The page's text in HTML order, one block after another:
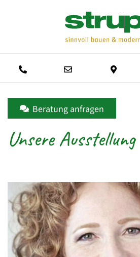
Anrufen E-Mail schreiben
Unsere Ausstellung
Beratung anfragen